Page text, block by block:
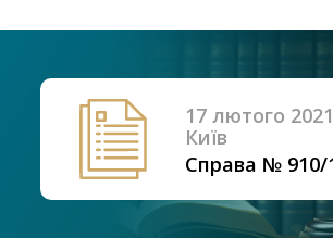
17 лютого
Київ
Справа № 910/